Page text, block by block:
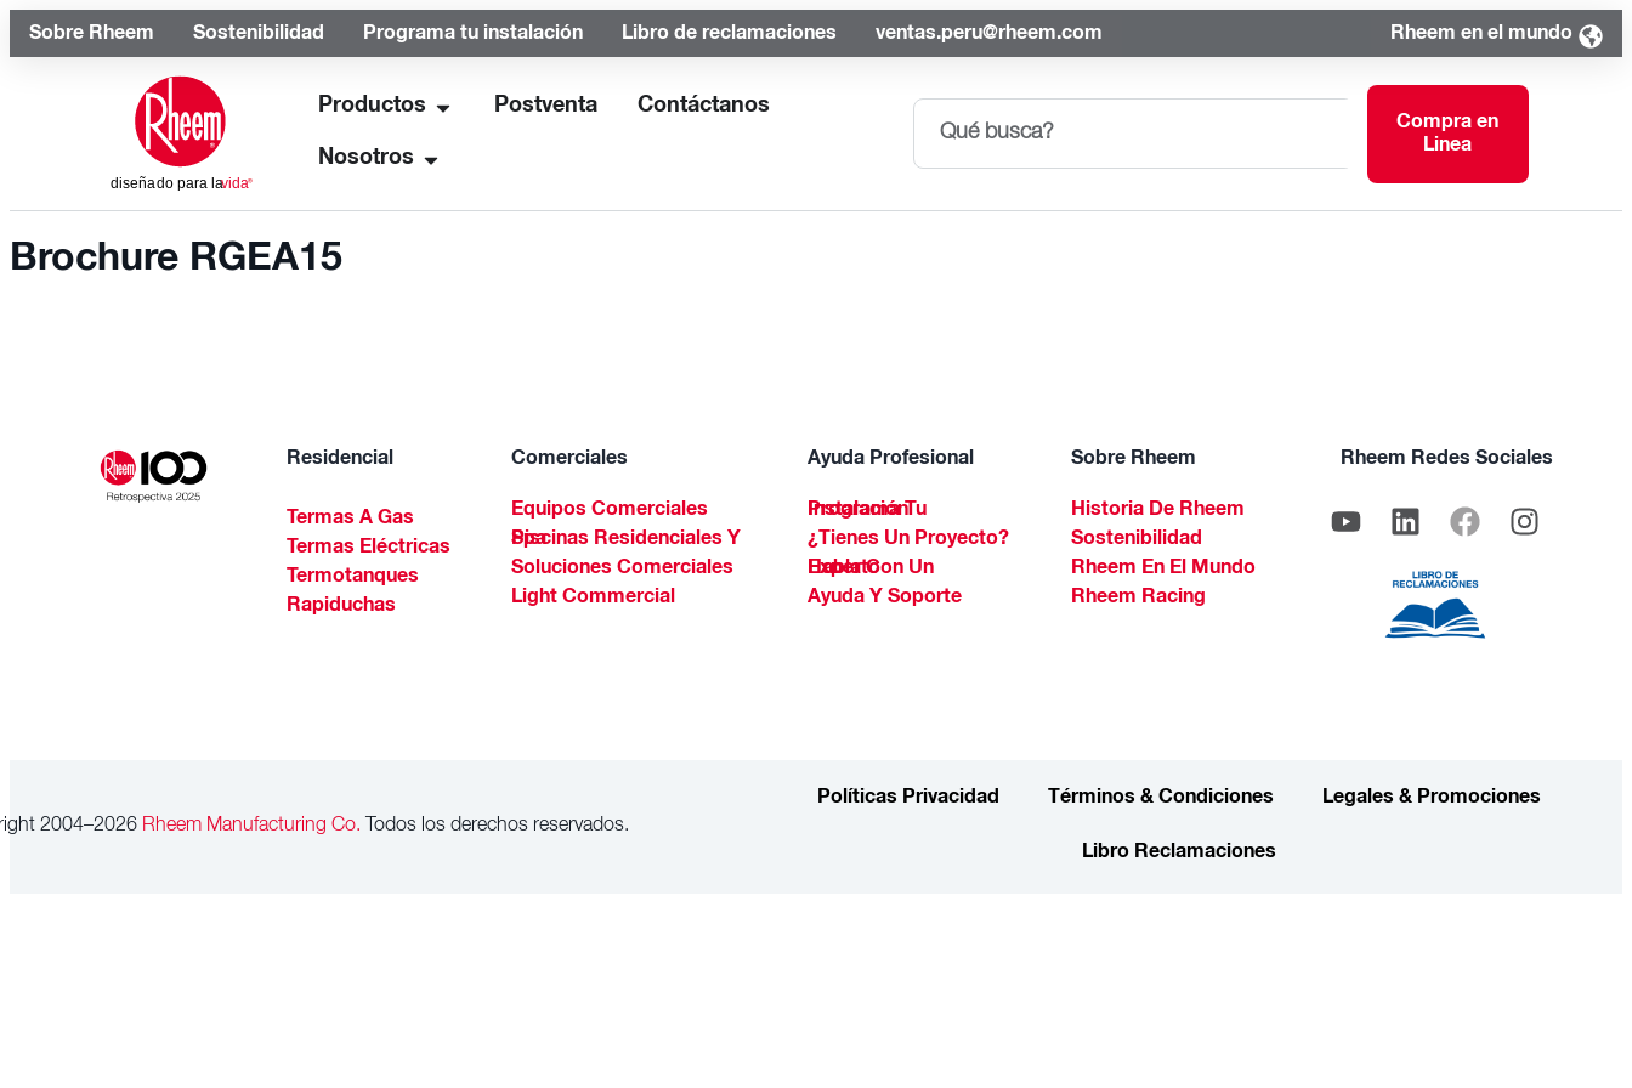
Sobre Rheem Sostenibilidad Programa tu instalación Libro de reclamaciones ventas.peru@rheem.com Rheem en el mundo
Productos Postventa Contáctanos
Nosotros
Compra en
Linea
Brochure RGEA15
Residencial
Termas A Gas
Termas Eléctricas
Termotanques
Rapiduchas
Comerciales
Equipos Comerciales
Piscinas Residenciales Y Spa
Soluciones Comerciales
Light Commercial
Ayuda Profesional
Programa Tu Instalación
¿Tienes Un Proyecto?
Habla Con Un Experto
Ayuda Y Soporte
Sobre Rheem
Historia De Rheem
Sostenibilidad
Rheem En El Mundo
Rheem Racing
Rheem Redes Sociales
2004–2026Rheem Manufacturing Co. Todos los derechos reservados.
Políticas Privacidad Términos & Condiciones Legales & Promociones
Libro Reclamaciones